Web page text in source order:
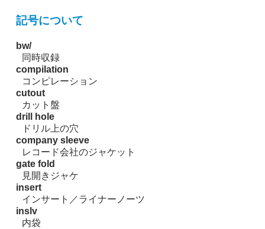
記号について
bw/
同時収録
compilation
コンピレーション
cutout
カット盤
drill hole
ドリル上の穴
company sleeve
レコード会社のジャケット
gate fold
見開きジャケ
insert
インサート／ライナーノーツ
inslv
内袋